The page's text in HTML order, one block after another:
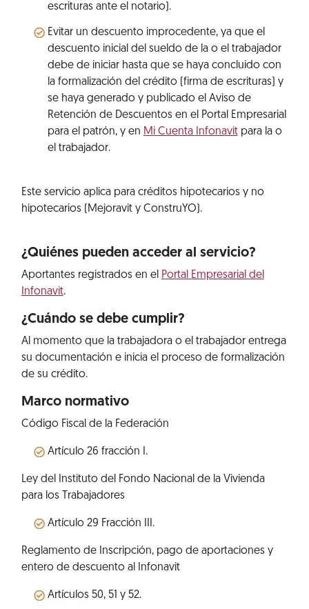
escrituras ante el notario).
Evitar un descuento improcedente, ya que el
descuento inicial del sueldo de la o el trabajador
debe de iniciar hasta que se haya concluido con
la formalización del crédito (firma de escrituras) y
se haya generado y publicado el Aviso de
Retención de Descuentos en el Portal Empresarial
para el patrón, y en Mi Cuenta Infonavitpara la o
el trabajador.
Este servicio aplica para créditos hipotecarios y no
hipotecarios (Mejoravit y ConstruYO).
¿Quiénes pueden acceder al servicio?
Aportantes registrados en el Portal Empresarial del
Infonavit.
¿Cuándo se debe cumplir?
Al momento que la trabajadora o el trabajador entrega
su documentación e inicia el proceso de formalización
de su crédito.
Marco normativo
Código Fiscal de la Federación
Artículo 26 fracción I.
Ley del Instituto del Fondo Nacional de la Vivienda
para los Trabajadores
Artículo 29 Fracción III.
Reglamento de Inscripción, pago de aportaciones y
entero de descuento al Infonavit
Artículos 50, 51 y 52.